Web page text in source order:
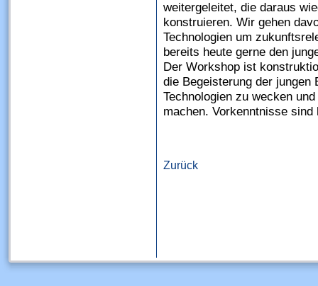
weitergeleitet, die daraus
konstruieren. Wir gehen
Technologien um
bereits heute gerne den
Der Workshop ist
die Begeisterung der jungen
Technologien zu wecken
machen. Vorkenntnisse
Zurück